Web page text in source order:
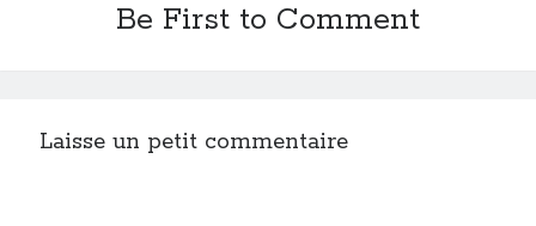
Be First to Comment
Laisse un petit commentaire